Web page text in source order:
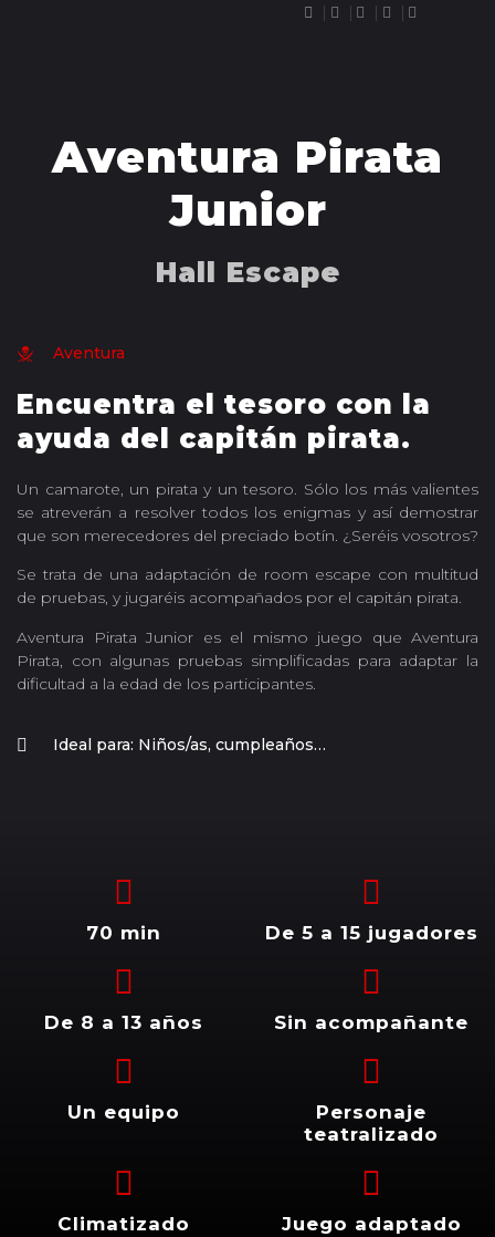
Aventura Pirata
Junior
Hall Escape
Aventura
Encuentra el tesoro con la
ayuda del capitán pirata.
Un camarote, un pirata y un tesoro. Sólo los más valientes
se atreverán a resolver todos los enigmas y así demostrar
que son merecedores del preciado botín. ¿Seréis vosotros?
Se trata de una adaptación de room escape con multitud
de pruebas, y jugaréis acompañados por el capitán pirata.
Aventura Pirata Junior es el mismo juego que Aventura
Pirata, con algunas pruebas simplificadas para adaptar la
dificultad a la edad de los participantes.
Ideal para: Niños/as, cumpleaños…
70 min De 5 a 15 jugadores
De 8 a 13 años Sin acompañante
Un equipo
Personaje
teatralizado
Climatizado Juego adaptado